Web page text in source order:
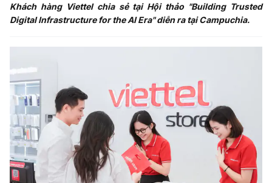
Khách hàng Viettel chia sẻ tại Hội thảo "Building Trusted
Digital Infrastructure for the AI Era" diễn ra tại Campuchia.